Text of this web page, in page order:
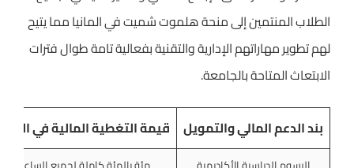
الطلاب المنتمين إلى منحة هلموت شميت في المانيا مما يتيح
لهم تطوير مهاراتهم الإدارية والتقنية بفعالية تامة طوال فترات
الابتعاث المتاحة بالجامعة.
بند الدعم المالي والتمويل قيمة التغطية المالية في